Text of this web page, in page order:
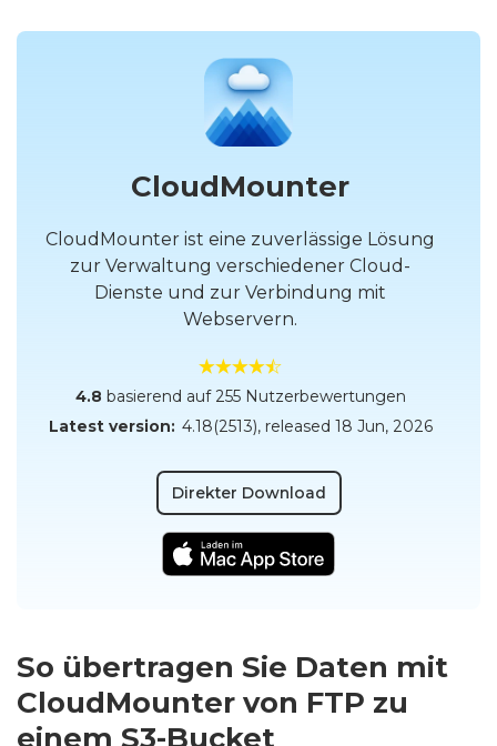
CloudMounter ist eine zuverlässige Lösung
zur Verwaltung verschiedener Cloud-
Dienste und zur Verbindung mit
4.8basierend auf 255 Nutzerbewertungen
Direkter Download
So übertragen Sie Daten mit
CloudMounter von FTP zu